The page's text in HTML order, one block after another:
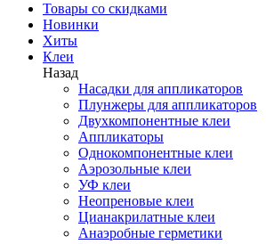
Товары со скидками
Новинки
Хиты
Клеи
Назад
Насадки для аппликаторов
Плунжеры для аппликаторов
Двухкомпонентные клеи
Аппликаторы
Однокомпонентные клеи
Аэрозольные клеи
УФ клеи
Неопреновые клеи
Цианакрилатные клеи
Анаэробные герметики